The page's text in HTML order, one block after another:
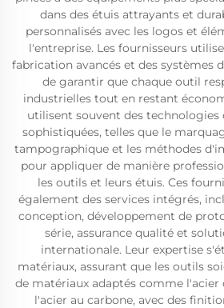
dans des étuis attrayants et
personnalisés avec les logos et
l'entreprise. Les fournisseurs
fabrication avancés et des systèmes
de garantir que chaque outil
industrielles tout en restant
utilisent souvent des technologies
sophistiquées, telles que le
tampographique et les méthodes
pour appliquer de manière
les outils et leurs étuis. Ces
également des services intégrés,
conception, développement de
série, assurance qualité et
internationale. Leur expertise
matériaux, assurant que les outils
de matériaux adaptés comme
l'acier au carbone, avec des